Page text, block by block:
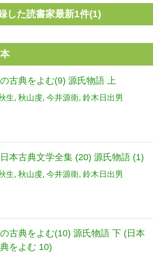
した読書家最新1件(1)
古典をよむ(9) 源氏物語 上
生 秋山虔 今井源衛 鈴木日出男
本古典文学全集 (20) 源氏物語 (1)
生 秋山虔 今井源衛 鈴木日出男
古典をよむ(10) 源氏物語 下 (日本
をよむ 10)